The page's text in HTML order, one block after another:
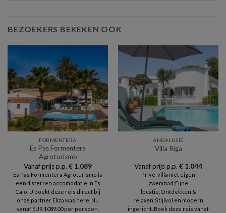
BEZOEKERS BEKEKEN OOK
FORMENTERA
Es Pas Formentera
Agroturismo
Vanaf prijs p.p. € 1.089
Es Pas Formentera Agroturismo is
een 4 sterren accomodatie in Es
Calo. U boekt deze reis direct bij
onze partner Eliza was here. Nu
vanaf EUR 1089.00 per persoon.
ANDALUSIË
Villa Riga
Vanaf prijs p.p. € 1.044
Privé-villa met eigen
zwembad;Fijne
locatie;Ontdekken &
relaxen;Stijlvol en modern
ingericht. Boek deze reis vanaf